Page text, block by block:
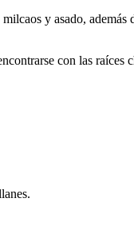
y asado,
con las raíces